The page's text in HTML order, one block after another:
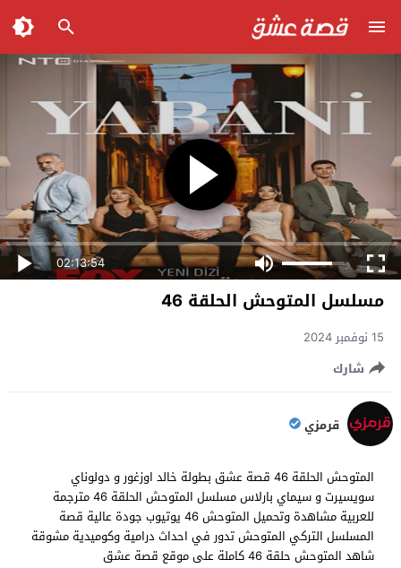
02:13:54
مسلسل المتوحش الحلقة 46
15 نوفمبر 2024
شارك
قرمزي
المتوحش الحلقة 46 قصة عشق بطولة خالد اوزغور و دولوناي
سويسيرت و سيماي بارلاس مسلسل المتوحش الحلقة 46 مترجمة
للعربية مشاهدة وتحميل المتوحش 46 يوتيوب جودة عالية قصة
المسلسل التركي المتوحش تدور في احداث درامية وكوميدية مشوقة
شاهد المتوحش حلقة 46 كاملة على موقع قصة عشق